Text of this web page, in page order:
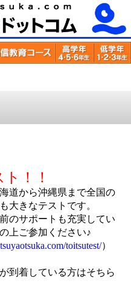
！！
道から沖縄県まで全国の
大きなテストです。
のサポートも充実してい
上ご参加ください♪
toitsutest/）
到着している方はそちら